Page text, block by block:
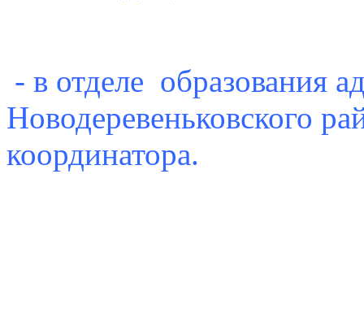
- в отделе образования
Новодеревеньковского
координатора.